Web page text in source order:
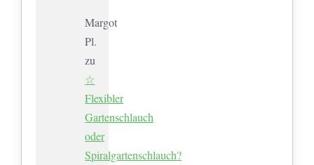
Margot
Pl.
zu
☆
Flexibler
Gartenschlauch
oder
Spiralgartenschlauch?